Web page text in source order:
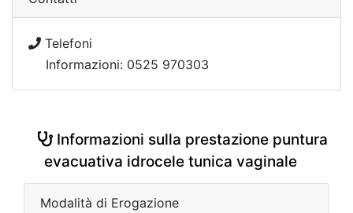
Telefoni
Informazioni: 0525 970303
Informazioni sulla prestazione puntura
evacuativa idrocele tunica vaginale
Modalità di Erogazione